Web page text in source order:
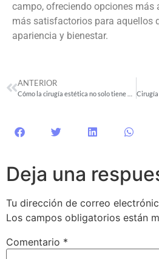
campo, ofreciendo opciones más
más satisfactorios para aquellos
apariencia y bienestar.
ANTERIOR
Deja una
Tu dirección de correo
Los campos obligatorios están
Comentario *